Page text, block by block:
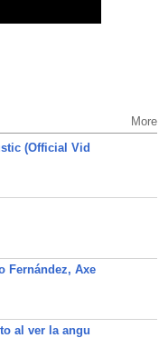
More
(Official Vid
Fernández, Axe
al ver la angu